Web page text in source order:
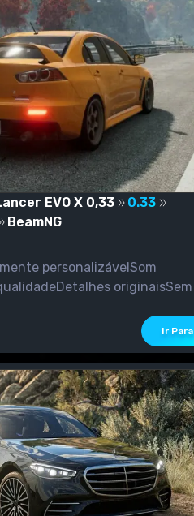
EVO X 0,33
0.33
BeamNG
personalizávelSom
originaisSem
Ir Para